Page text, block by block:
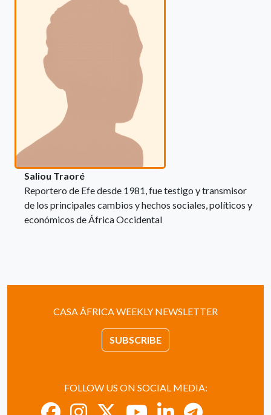
Saliou Traoré
Reportero de Efe desde 1981, fue testigo y transmisor
de los principales cambios y hechos sociales, políticos y
económicos de África Occidental
CASA ÁFRICA WEEKLY NEWSLETTER
SUBSCRIBE
FOLLOW US ON SOCIAL MEDIA: